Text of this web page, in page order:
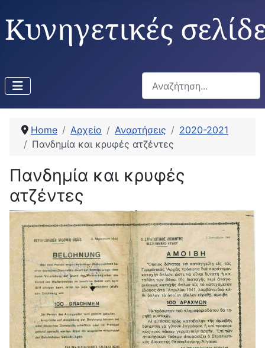
Κυνηγετικές
Αναζήτηση...
Home Αρχείο Αναρτήσεις
2020-2021
Πανδημία και κρυφές ατζέντες
Πανδημία και κρυφές
ατζέντες